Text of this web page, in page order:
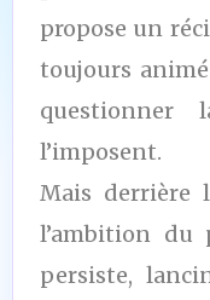
propose un
toujours
l’imposent.
Mais derrière
l’ambition du
persiste,